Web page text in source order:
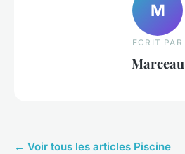
M
ECRIT PAR
Marceau
← Voir tous les articles Piscine